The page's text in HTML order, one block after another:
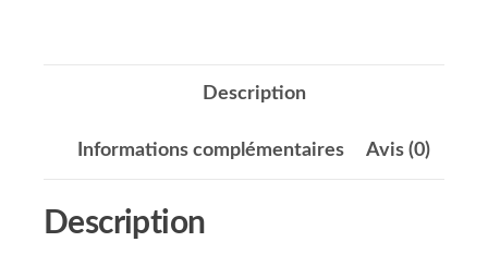
Description
Informations complémentaires Avis (0)
Description